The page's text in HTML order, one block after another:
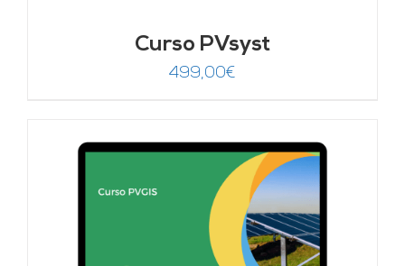
Curso PVsyst
499,00€